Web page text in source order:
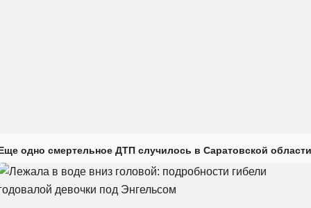
одно смертельное ДТП случилось в Саратовской области